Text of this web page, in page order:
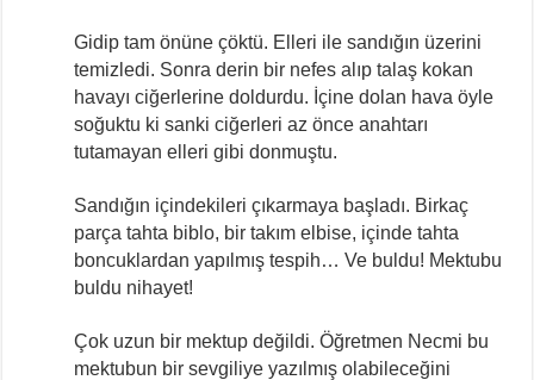
Gidip tam önüne çöktü. Elleri ile sandığın üzerini
temizledi. Sonra derin bir nefes alıp talaş kokan
havayı ciğerlerine doldurdu. İçine dolan hava öyle
soğuktu ki sanki ciğerleri az önce anahtarı
tutamayan elleri gibi donmuştu.
Sandığın içindekileri çıkarmaya başladı. Birkaç
parça tahta biblo, bir takım elbise, içinde tahta
boncuklardan yapılmış tespih… Ve buldu! Mektubu
buldu nihayet!
Çok uzun bir mektup değildi. Öğretmen Necmi bu
mektubun bir sevgiliye yazılmış olabileceğini